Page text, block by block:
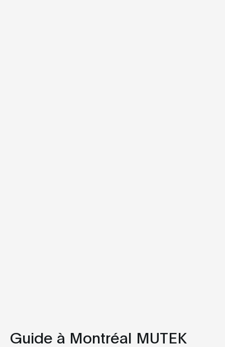
Guide à Montréal MUTEK